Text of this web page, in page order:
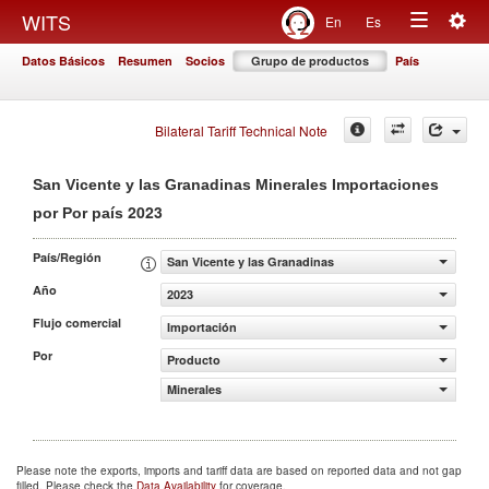
WITS En Es
Toggle
Datos Básicos Resumen Socios Grupo de productos País
Bilateral Tariff Technical Note
San Vicente y las Granadinas Minerales Importaciones
por Por país 2023
País/Región
San Vicente y las Granadinas
Año
2023
Flujo comercial
Importación
Por
Producto
Minerales
Please note the exports, imports and tariff data are based on reported data and not gap
filled. Please check the Data Availability for coverage.